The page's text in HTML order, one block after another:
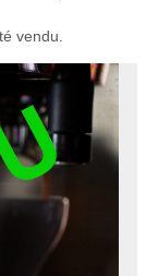
vendu.